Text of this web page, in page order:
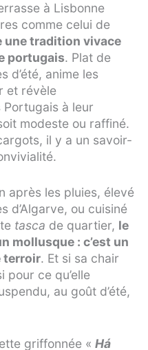
à Lisbonne
comme celui de
une tradition vivace
portugais. Plat de
d’été, anime les
et révèle
Portugais à leur
modeste ou raffiné.
il y a un savoir-
après les pluies, élevé
d’Algarve, ou cuisiné
tasca de quartier, le
mollusque : c’est un
terroir. Et si sa chair
pour ce qu’elle
au goût d’été,
griffonnée « Há